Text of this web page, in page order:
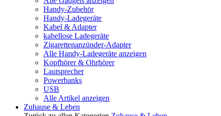
Handy-Zubehör
Handy-Ladegeräte
Kabel & Adapter
kabellose Ladegeräte
Zigarettenanzünder-Adapter
Alle Handy-Ladegeräte anzeigen
Kopfhörer & Ohrhörer
Lautsprecher
Powerbanks
USB
Alle Artikel anzeigen
Zuhause & Leben